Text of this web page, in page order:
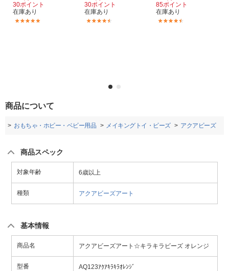
30ポイント
在庫あり
30ポイント
在庫あり
85ポイント
在庫あり
商品について
おもちゃ・ホビー・ベビー用品 メイキングトイ・ビーズ アクアビーズ
商品スペック
対象年齢 6歳以上
種類 アクアビーズアート
基本情報
商品名 アクアビーズアート☆キラキラビーズ オレンジ
型番 AQ123ｱｸｱｷﾗｷﾗｵﾚﾝｼﾞ